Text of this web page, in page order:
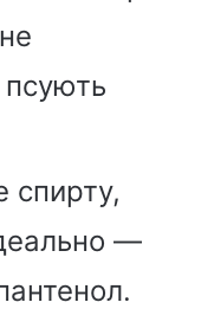
псують
спирту,
—